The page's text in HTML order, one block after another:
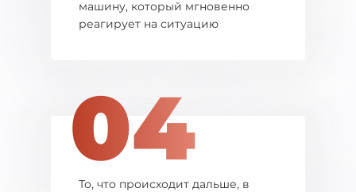
машину, который мгновенно
реагирует на ситуацию
То, что происходит дальше, в
04